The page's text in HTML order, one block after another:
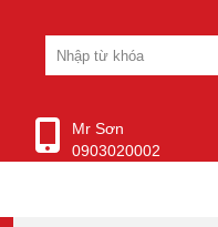
Mr Sơn
0903020002